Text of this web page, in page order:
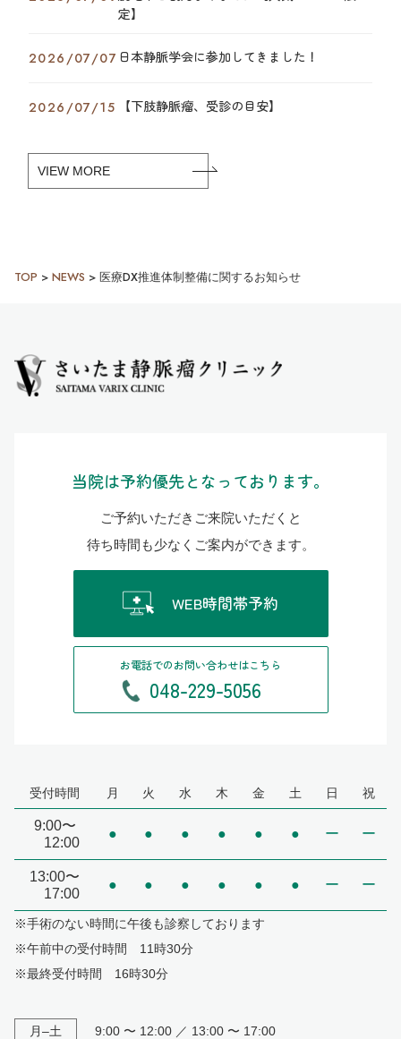
定】
2026/07/07 日本静脈学会に参加してきました！
2026/07/15 【下肢静脈瘤、受診の目安】
VIEW MORE
TOP > NEWS > 医療DX推進体制整備に関するお知らせ
当院は予約優先となっております。
ご予約いただきご来院いただくと
待ち時間も少なくご案内ができます。
WEB時間帯予約
お電話でのお問い合わせはこちら
048-229-5056
受付時間 月 火 水 木 金 土 日 祝
9:00〜
12:00
● ● ● ● ● ● ー ー
13:00〜
17:00
● ● ● ● ● ● ー ー
※手術のない時間に午後も診察しております
※午前中の受付時間 11時30分
※最終受付時間 16時30分
月–土
9:00 〜 12:00 ／ 13:00 〜 17:00